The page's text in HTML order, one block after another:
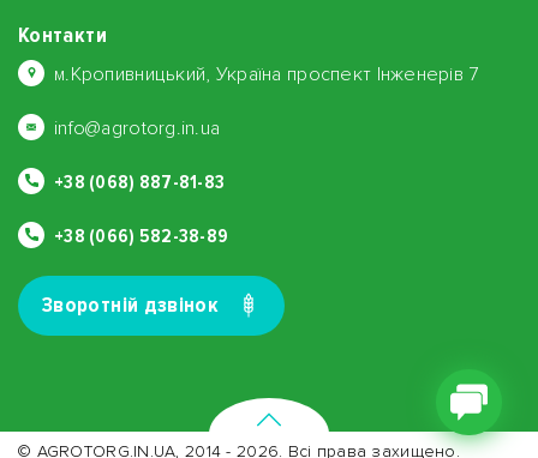
Контакти
м.Кропивницький, Україна проспект Інженерів 7
info@agrotorg.in.ua
+38 (068) 887-81-83
+38 (066) 582-38-89
Зворотнiй дзвiнок
© AGROTORG.IN.UA, 2014 - 2026. Всі права захищено.